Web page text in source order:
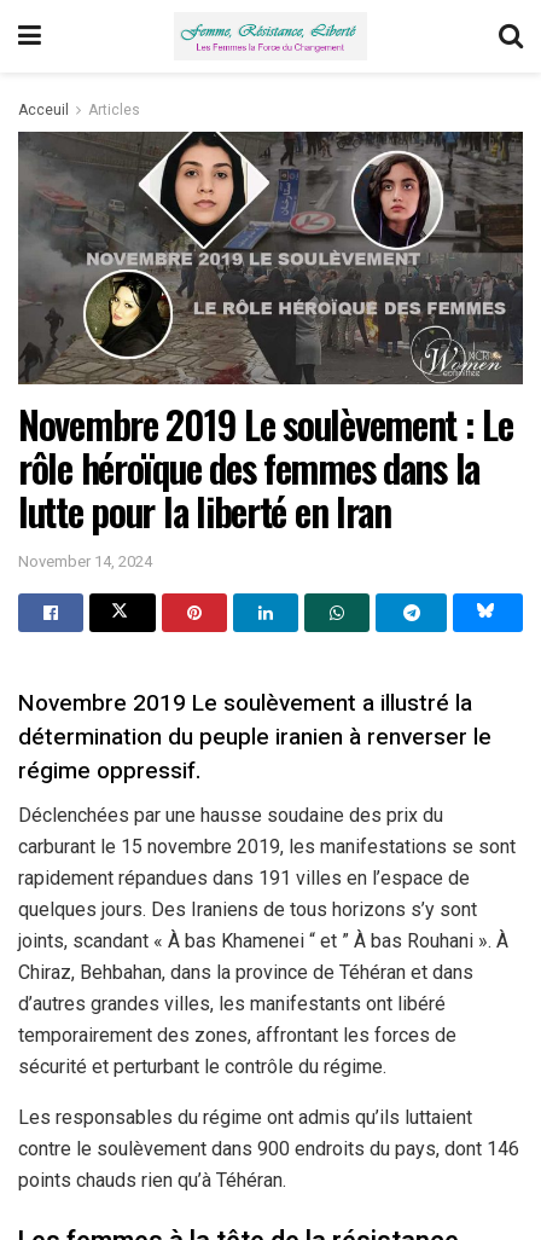
Acceuil Articles
Novembre 2019 Le soulèvement : Le
rôle héroïque des femmes dans la
lutte pour la liberté en Iran
November 14, 2024
Novembre 2019 Le soulèvement a illustré la
détermination du peuple iranien à renverser le
régime oppressif.
Déclenchées par une hausse soudaine des prix du
carburant le 15 novembre 2019, les manifestations se sont
rapidement répandues dans 191 villes en l’espace de
quelques jours. Des Iraniens de tous horizons s’y sont
joints, scandant « À bas Khamenei “ et ” À bas Rouhani ». À
Chiraz, Behbahan, dans la province de Téhéran et dans
d’autres grandes villes, les manifestants ont libéré
temporairement des zones, affrontant les forces de
sécurité et perturbant le contrôle du régime.
Les responsables du régime ont admis qu’ils luttaient
contre le soulèvement dans 900 endroits du pays, dont 146
points chauds rien qu’à Téhéran.